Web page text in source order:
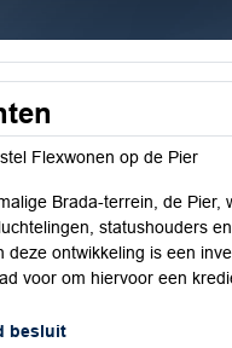
Flexwonen op de Pier
Brada-terrein, de Pier,
statushouders
deze ontwikkeling is een
voor om hiervoor een
besluit